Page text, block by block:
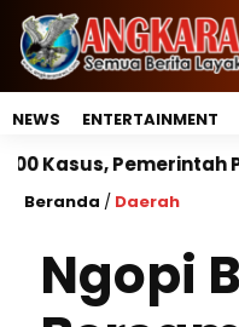
NEWS ENTERTAINMENT
Perkuat Peran
Beranda / Daerah
Ngopi